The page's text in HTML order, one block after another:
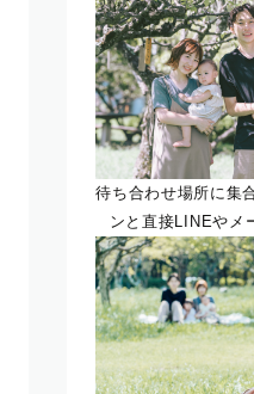
待ち合わせ場所に集
ンと直接LINEやメ